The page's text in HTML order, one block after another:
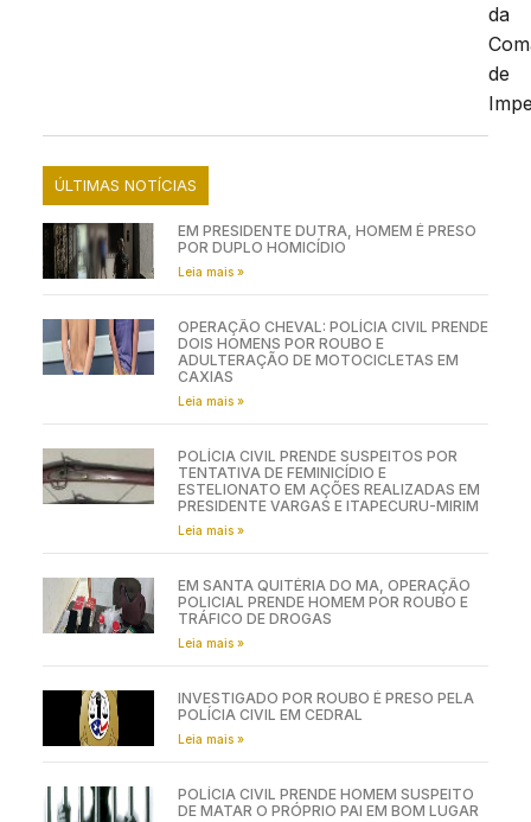
da
de
ÚLTIMAS NOTÍCIAS
EM PRESIDENTE DUTRA, HOMEM É PRESO
POR DUPLO HOMICÍDIO
Leia mais »
OPERAÇÃO CHEVAL: POLÍCIA CIVIL PRENDE
DOIS HOMENS POR ROUBO E
ADULTERAÇÃO DE MOTOCICLETAS EM
CAXIAS
Leia mais »
POLÍCIA CIVIL PRENDE SUSPEITOS POR
TENTATIVA DE FEMINICÍDIO E
ESTELIONATO EM AÇÕES REALIZADAS EM
PRESIDENTE VARGAS E ITAPECURU-MIRIM
Leia mais »
EM SANTA QUITÉRIA DO MA, OPERAÇÃO
POLICIAL PRENDE HOMEM POR ROUBO E
TRÁFICO DE DROGAS
Leia mais »
INVESTIGADO POR ROUBO É PRESO PELA
POLÍCIA CIVIL EM CEDRAL
Leia mais »
POLÍCIA CIVIL PRENDE HOMEM SUSPEITO
DE MATAR O PRÓPRIO PAI EM BOM LUGAR